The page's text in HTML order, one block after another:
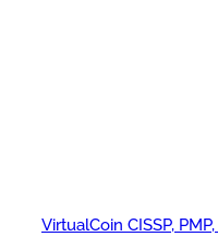
VirtualCoin CISSP,